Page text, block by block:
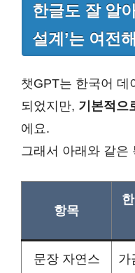
한글도 잘 알
설계’는 여전
챗GPT는 한국어 데
되었지만, 기본적으
에요.
그래서 아래와 같은
항목
문장 자연스
가